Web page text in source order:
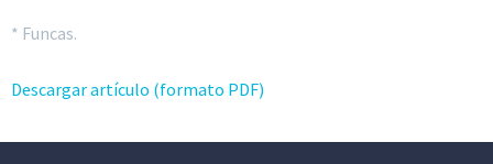
* Funcas.
Descargar artículo (formato PDF)